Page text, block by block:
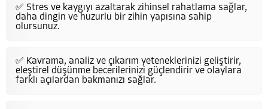
✅ Stres ve kaygıyı azaltarak zihinsel rahatlama sağlar,
daha dingin ve huzurlu bir zihin yapısına sahip
olursunuz.
✅ Kavrama, analiz ve çıkarım yeteneklerinizi geliştirir,
eleştirel düşünme becerilerinizi güçlendirir ve olaylara
farklı açılardan bakmanızı sağlar.